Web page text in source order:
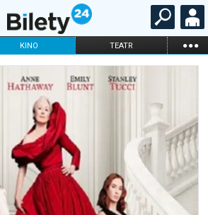
KINO TEATR ...
OPERA I BALET
ONLINE KARNETY